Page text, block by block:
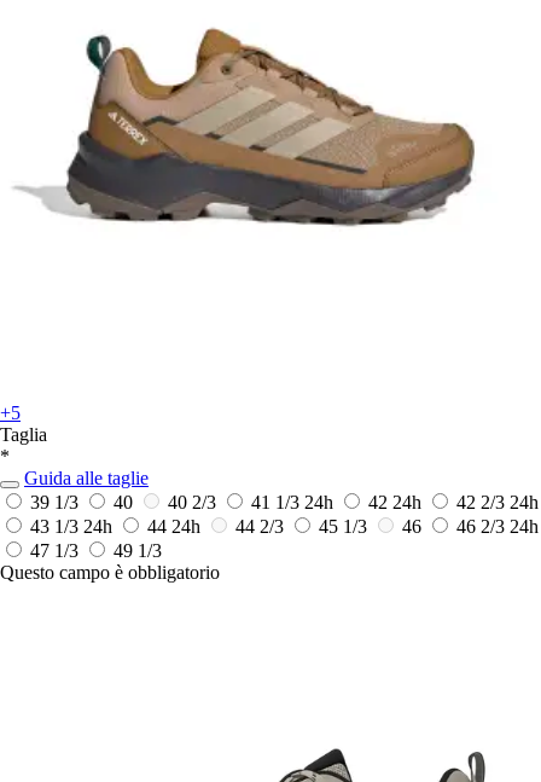
+5
Taglia
*
Guida alle taglie
39 1/3
40 40 2/3 41 1/3 24h 42 24h 42 2/3 24h
43 1/3 24h 44 24h 44 2/3 45 1/3 46 46 2/3 24h
47 1/3
49 1/3
Questo campo è obbligatorio